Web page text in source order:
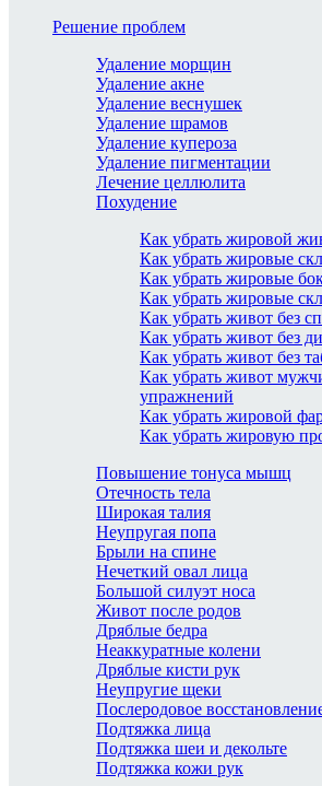
Решение проблем
Удаление морщин
Удаление акне
Удаление веснушек
Удаление шрамов
Удаление купероза
Удаление пигментации
Лечение целлюлита
Похудение
Как убрать жировой
Как убрать жировые
Как убрать жировые
Как убрать жировые
Как убрать живот без
Как убрать живот без
Как убрать живот без
Как убрать живот
упражнений
Как убрать жировой
Как убрать жировую
Повышение тонуса мышц
Отечность тела
Широкая талия
Неупругая попа
Брыли на спине
Нечеткий овал лица
Большой силуэт носа
Живот после родов
Дряблые бедра
Неаккуратные колени
Дряблые кисти рук
Неупругие щеки
Послеродовое
Подтяжка лица
Подтяжка шеи и декольте
Подтяжка кожи рук